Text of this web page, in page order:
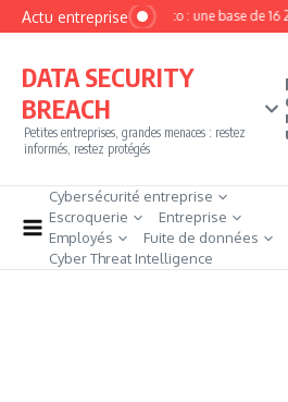
Aller au contenu
Actu entrepriseMyPhoto : une base de 16
DATA SECURITY
BREACH
Petites entreprises, grandes menaces : restez
informés, restez protégés
Cybersécurité entreprise
Escroquerie
Entreprise
Employés
Fuite de données
Cyber Threat Intelligence